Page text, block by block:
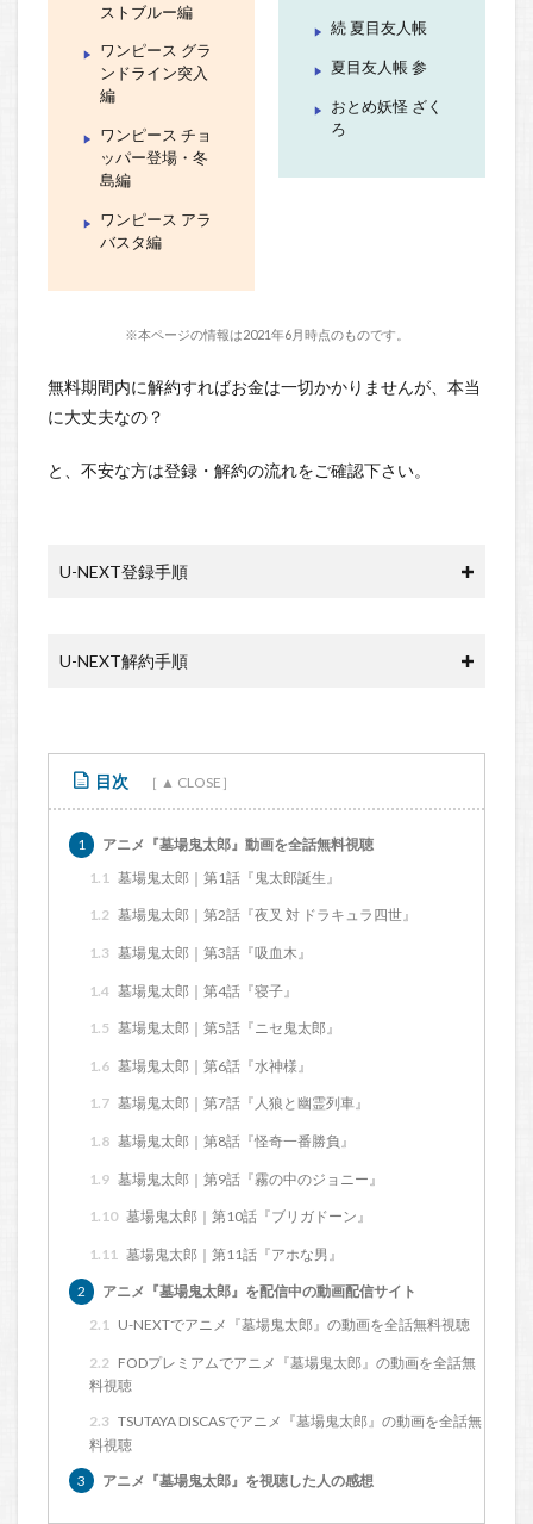
ストブルー編
ワンピース グラ
ンドライン突入
編
ワンピース チョ
ッパー登場・冬
島編
ワンピース アラ
バスタ編
続 夏目友人帳
夏目友人帳 参
おとめ妖怪 ざく
ろ
※本ページの情報は2021年6月時点のものです。
無料期間内に解約すればお金は一切かかりませんが、本当
に大丈夫なの？
と、不安な方は登録・解約の流れをご確認下さい。
U-NEXT登録手順
U-NEXT解約手順
目次
1
アニメ『墓場鬼太郎』動画を全話無料視聴
1.1 墓場鬼太郎｜第1話『鬼太郎誕生』
1.2 墓場鬼太郎｜第2話『夜叉 対 ドラキュラ四世』
1.3 墓場鬼太郎｜第3話『吸血木』
1.4 墓場鬼太郎｜第4話『寝子』
1.5 墓場鬼太郎｜第5話『ニセ鬼太郎』
1.6 墓場鬼太郎｜第6話『水神様』
1.7 墓場鬼太郎｜第7話『人狼と幽霊列車』
1.8 墓場鬼太郎｜第8話『怪奇一番勝負』
1.9 墓場鬼太郎｜第9話『霧の中のジョニー』
1.10 墓場鬼太郎｜第10話『ブリガドーン』
1.11 墓場鬼太郎｜第11話『アホな男』
2
アニメ『墓場鬼太郎』を配信中の動画配信サイト
2.1
U-NEXTでアニメ『墓場鬼太郎』の動画を全話無料視聴
2.2 FODプレミアムでアニメ『墓場鬼太郎』の動画を全話無
料視聴
2.3 TSUTAYA DISCASでアニメ『墓場鬼太郎』の動画を全話無
料視聴
3
アニメ『墓場鬼太郎』を視聴した人の感想